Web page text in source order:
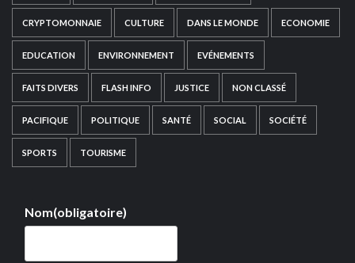
CRYPTOMONNAIE CULTURE DANS LE MONDE ECONOMIE
EDUCATION ENVIRONNEMENT EVÉNEMENTS
FAITS DIVERS FLASH INFO JUSTICE NON CLASSÉ
PACIFIQUE POLITIQUE SANTÉ SOCIAL SOCIÉTÉ
SPORTS TOURISME
Nom(obligatoire)